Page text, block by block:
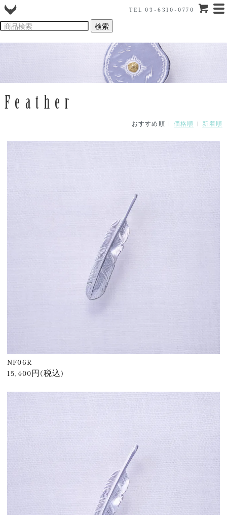
TEL 03-6310-0770
Feather
おすすめ順 | 価格順 | 新着順
NF06R
15,400円(税込)